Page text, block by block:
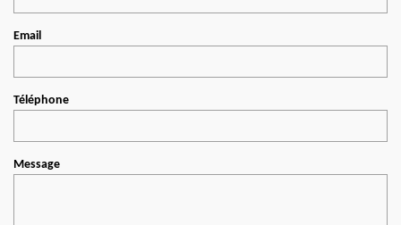
Email
Téléphone
Message